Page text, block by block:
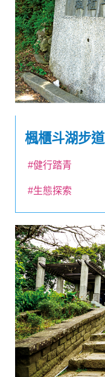
楓櫃斗湖步道
#健行踏青
#生態探索